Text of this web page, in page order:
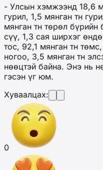
- Улсын хэмжээнд 18,6
гурил, 1,5 мянган тн
мянган тн төрөл бүрийн
сүү, 1,3 сая ширхэг
тос, 92,1 мянган тн
ногоо, 3,5 мянган тн
нөөцтэй байна. Энэ нь
гэсэн үг юм.
Хуваалцах:
0